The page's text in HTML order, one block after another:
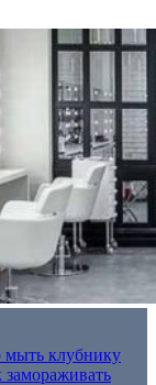
мыть клубнику